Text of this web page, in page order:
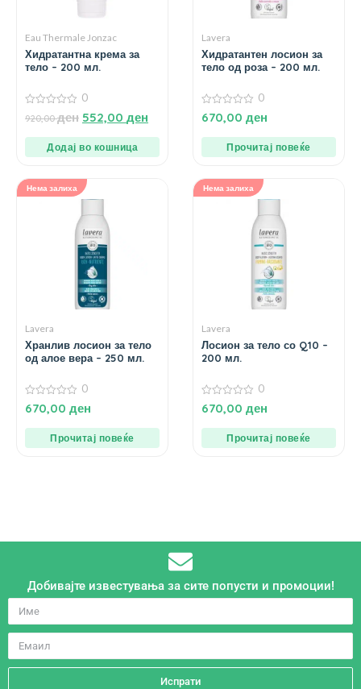
Eau Thermale Jonzac
Хидратантна крема за
тело – 200 мл.
0
од
0
920,00ден 552,00 ден
Додај во кошница
Lavera
Хидратантен лосион за
тело од роза – 200 мл.
0
од
0
670,00 ден
Прочитај повеќе
Нема залиха
Lavera
Хранлив лосион за тело
од алое вера – 250 мл.
0
од
0
670,00 ден
Прочитај повеќе
Нема залиха
Lavera
Лосион за тело со Q10 –
200 мл.
0
од
0
670,00 ден
Прочитај повеќе
Добивајте известувања за сите попусти и промоции!
Испрати